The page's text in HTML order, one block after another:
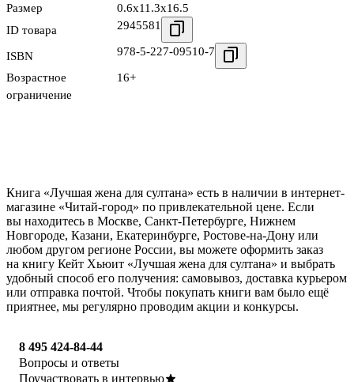
Размер
0.6x11.3x16.5
ID товара
2945581
ISBN 978-5-227-09510-7
Возрастное
ограничение
16+
Книга «Лучшая жена для султана» есть в наличии в интернет-
магазине «Читай-город» по привлекательной цене. Если
вы находитесь в Москве, Санкт-Петербурге, Нижнем
Новгороде, Казани, Екатеринбурге, Ростове-на-Дону или
любом другом регионе России, вы можете оформить заказ
на книгу Кейт Хьюит «Лучшая жена для султана» и выбрать
удобный способ его получения: самовывоз, доставка курьером
или отправка почтой. Чтобы покупать книги вам было ещё
приятнее, мы регулярно проводим акции и конкурсы.
8 495 424-84-44
Вопросы и ответы
Поучаствовать в интервью